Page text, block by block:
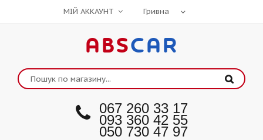
МІЙ АККАУНТ
ABSCAR
067 260 33 17
093 360 42 55
050 730 47 97